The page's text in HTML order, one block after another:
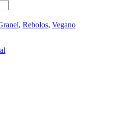
, Rebolos, Vegano